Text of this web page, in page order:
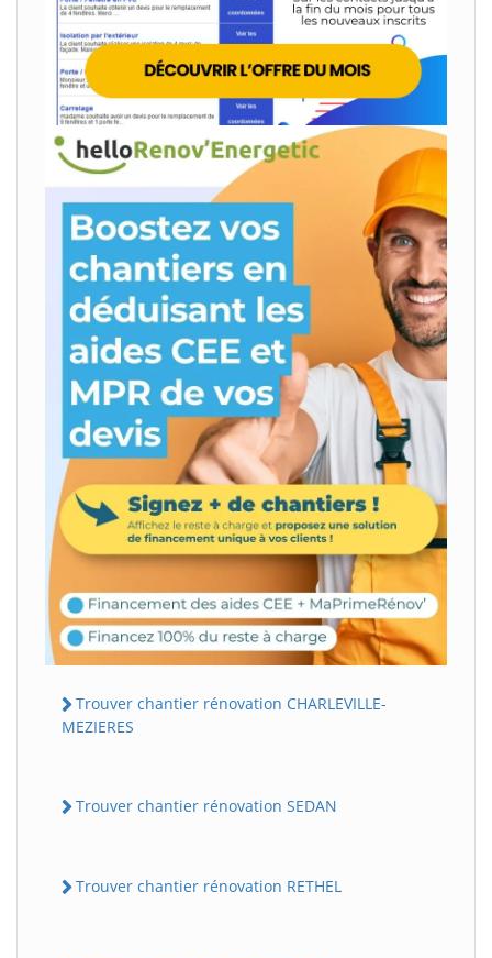
Trouver chantier rénovation CHARLEVILLE-
MEZIERES
Trouver chantier rénovation SEDAN
Trouver chantier rénovation RETHEL